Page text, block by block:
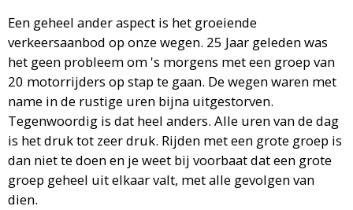
Een geheel ander aspect is het groeiende
verkeersaanbod op onze wegen. 25 Jaar geleden was
het geen probleem om 's morgens met een groep van
20 motorrijders op stap te gaan. De wegen waren met
name in de rustige uren bijna uitgestorven.
Tegenwoordig is dat heel anders. Alle uren van de dag
is het druk tot zeer druk. Rijden met een grote groep is
dan niet te doen en je weet bij voorbaat dat een grote
groep geheel uit elkaar valt, met alle gevolgen van
dien.